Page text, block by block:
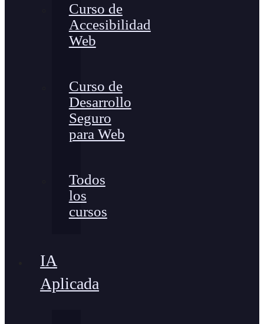
Curso de
Accesibilidad
Web
Curso de
Desarrollo
Seguro
para Web
Todos
los
cursos
IA
Aplicada